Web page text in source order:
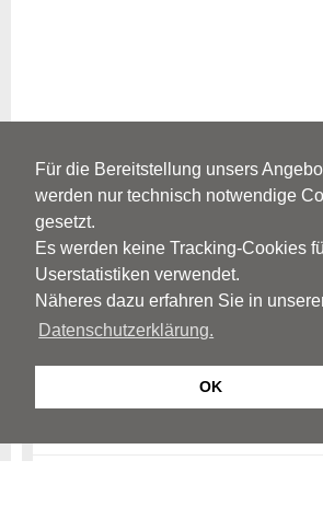
Für die Bereitstellung unsers
werden nur technisch notwendige
gesetzt.
Es werden keine Tracking-Cookies
Userstatistiken verwendet.
Näheres dazu erfahren Sie in
Datenschutzerklärung.
OK
Psychosen
Psychose-Frühzeichen